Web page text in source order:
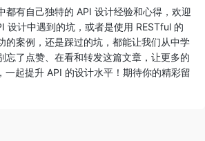
都有自己独特的 API 设计经验和心得，欢迎
设计中遇到的坑，或者是使用 RESTful 的
的案例，还是踩过的坑，都能让我们从中学
忘了点赞、在看和转发这篇文章，让更多的
一起提升 API 的设计水平！期待你的精彩留